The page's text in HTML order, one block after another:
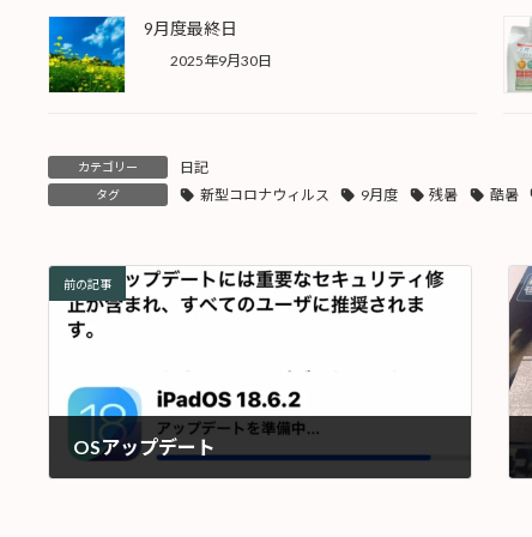
9月度最終日
2025年9月30日
カテゴリー 日記
タグ 新型コロナウィルス 9月度 残暑 酷暑
前の記事
OSアップデート